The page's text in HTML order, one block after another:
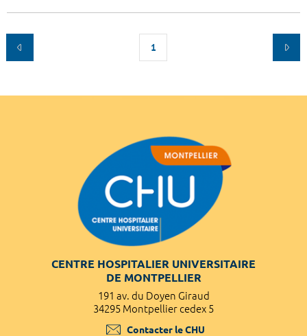
1
CENTRE HOSPITALIER UNIVERSITAIRE
DE MONTPELLIER
191 av. du Doyen Giraud
34295 Montpellier cedex 5
Contacter le CHU